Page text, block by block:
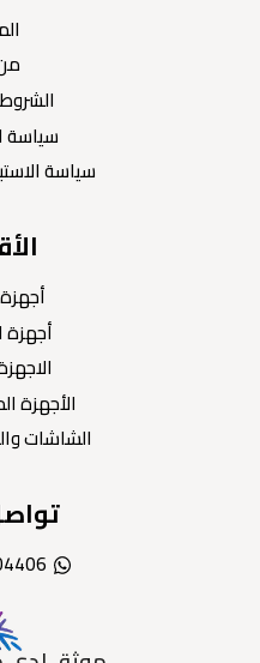
سياسة
سياسة
أجهزة
الأجهزة
الشاشات